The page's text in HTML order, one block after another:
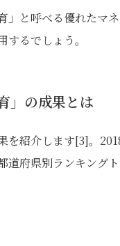
」と呼べる優れたマ
するでしょう。
」の成果とは
を紹介します[3]。
道府県別ランキング